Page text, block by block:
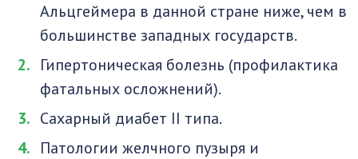
Альцгеймера в данной стране ниже, чем в
большинстве западных государств.
Гипертоническая болезнь (профилактика
фатальных осложнений).
Сахарный диабет II типа.
Патологии желчного пузыря и